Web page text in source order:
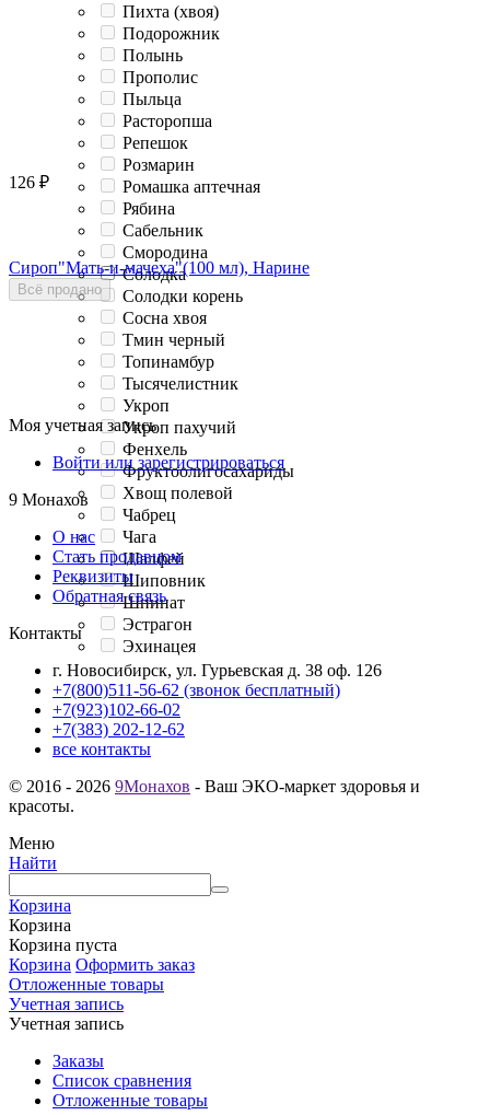
Пихта (хвоя)
Подорожник
Полынь
Прополис
Пыльца
Расторопша
Репешок
Розмарин
Ромашка аптечная
Рябина
Сабельник
Смородина
Солодка
Солодки корень
Сосна хвоя
Тмин черный
Топинамбур
Тысячелистник
Укроп
Укроп пахучий
Фенхель
Фруктоолигосахариды
Хвощ полевой
Чабрец
Чага
Шалфей
Шиповник
Шпинат
Эстрагон
Эхинацея
126 ₽
Сироп"Мать-и-мачеха"(100 мл), Нарине
Всё продано
Моя учетная запись
Войти или зарегистрироваться
9 Монахов
О нас
Стать продавцом
Реквизиты
Обратная связь
Контакты
г. Новосибирск, ул. Гурьевская д. 38 оф. 126
+7(800)511-56-62 (звонок бесплатный)
+7(923)102-66-02
+7(383) 202-12-62
все контакты
© 2016 - 2026 9Монахов - Ваш ЭКО-маркет здоровья и
красоты.
Меню
Найти
Корзина
Корзина
Корзина пуста
Корзина Оформить заказ
Отложенные товары
Учетная запись
Учетная запись
Заказы
Список сравнения
Отложенные товары